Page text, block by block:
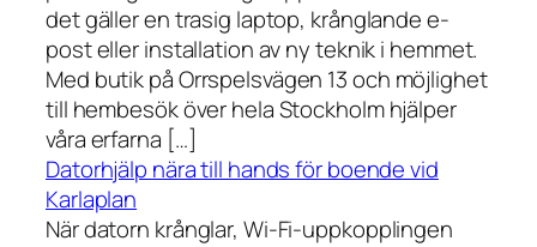
det gäller en trasig laptop, krånglande e-
post eller installation av ny teknik i hemmet.
Med butik på Orrspelsvägen 13 och möjlighet
till hembesök över hela Stockholm hjälper
våra erfarna […]
Datorhjälp nära till hands för boende vid
Karlaplan
När datorn krånglar, Wi-Fi-uppkopplingen